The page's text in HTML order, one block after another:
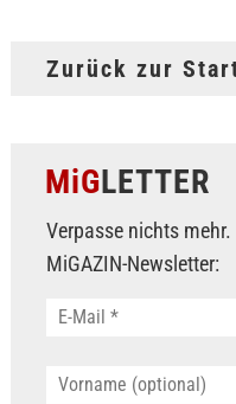
Zurück zur
MiGLETTER
Verpasse nichts
MiGAZIN-Newsletter: